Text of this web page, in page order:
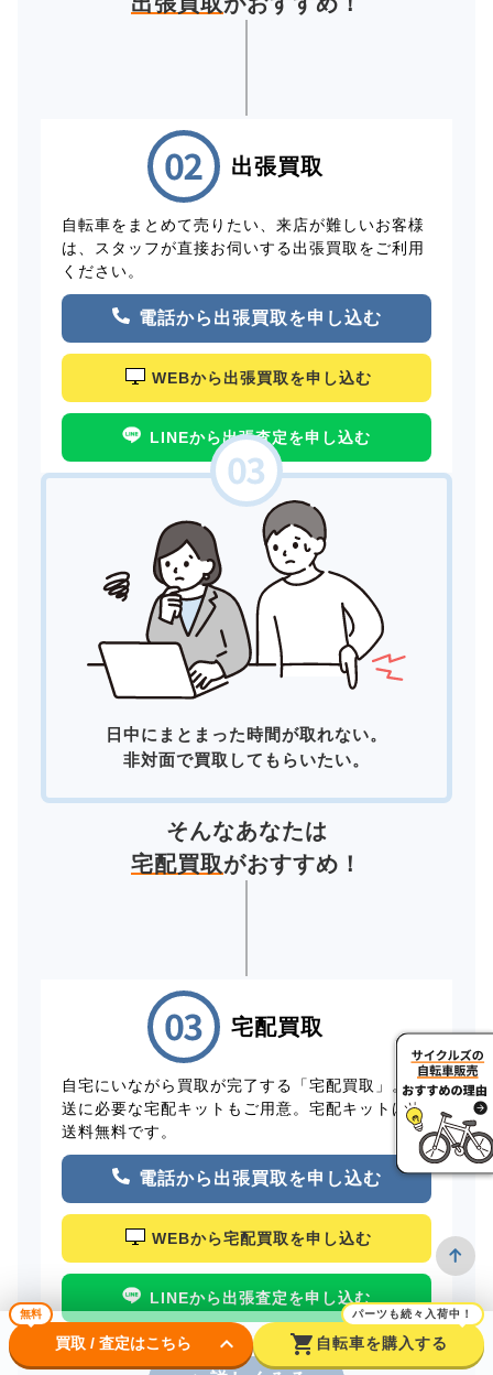
出張買取
自転車をまとめて売りたい、来店が難しいお客様
は、スタッフが直接お伺いする出張買取をご利用
ください。
電話から出張買取を申し込む
WEBから出張買取を申し込む
LINEから出張査定を申し込む
日中にまとまった時間が取れない。
非対面で買取してもらいたい。
そんなあなたは
宅配買取がおすすめ！
宅配買取
自宅にいながら買取が完了する「宅配買取」。配
送に必要な宅配キットもご用意。宅配キットは配
送料無料です。
電話から出張買取を申し込む
WEBから宅配買取を申し込む
LINEから出張査定を申し込む
無料
買取 / 査定はこちら keyboard_arrow_down shopping_cart
パーツも続々入荷中！
自転車を購入する